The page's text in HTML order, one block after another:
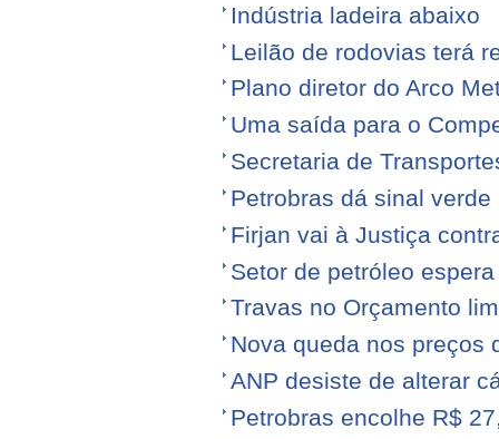
Indústria ladeira abaixo
Leilão de rodovias terá
Plano diretor do Arco
Uma saída para o
Secretaria de
Petrobras dá sinal
Firjan vai à Justiça
Setor de petróleo
Travas no Orçamento
Nova queda nos preços
ANP desiste de alterar
Petrobras encolhe R$